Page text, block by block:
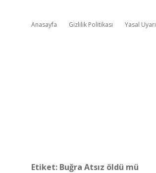
Anasayfa Gizlilik Politikası Yasal Uyarı
Etiket: Buğra Atsız öldü mü